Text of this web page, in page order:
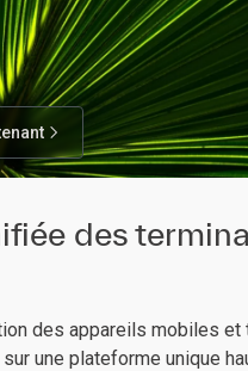
des
des appareils mobiles et
une plateforme unique